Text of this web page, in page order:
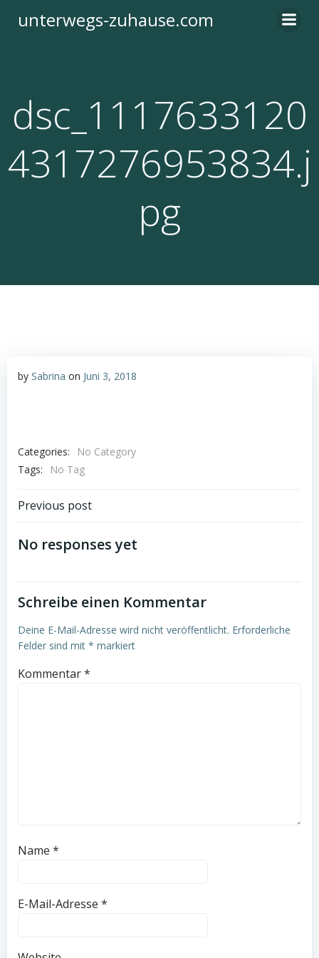
Inhalt
unterwegs-zuhause.com
dsc_1117633120
4317276953834.j
pg
by Sabrina on Juni 3, 2018
Categories:
No Category
Tags:
No Tag
Post
navigation
Previous post
No responses yet
Schreibe einen Kommentar
Deine E-Mail-Adresse wird nicht veröffentlicht. Erforderliche
Felder sind mit * markiert
Kommentar*
Name *
E-Mail-Adresse *